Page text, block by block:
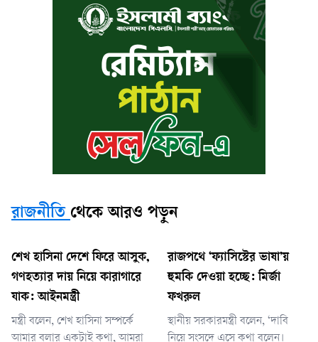
রাজনীতি থেকে আরও পড়ুন
শেখ হাসিনা দেশে ফিরে আসুক,
গণহত্যার দায় নিয়ে কারাগারে
যাক: আইনমন্ত্রী
মন্ত্রী বলেন, শেখ হাসিনা সম্পর্কে
আমার বলার একটাই কথা, আমরা
রাজপথে ‘ফ্যাসিস্টের ভাষা’য়
হুমকি দেওয়া হচ্ছে: মির্জা
ফখরুল
স্থানীয় সরকারমন্ত্রী বলেন, ‘দাবি
নিয়ে সংসদে এসে কথা বলেন।